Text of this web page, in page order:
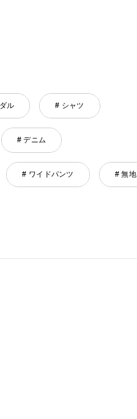
ル # シャツ
# デニム
# ワイドパンツ # 無地